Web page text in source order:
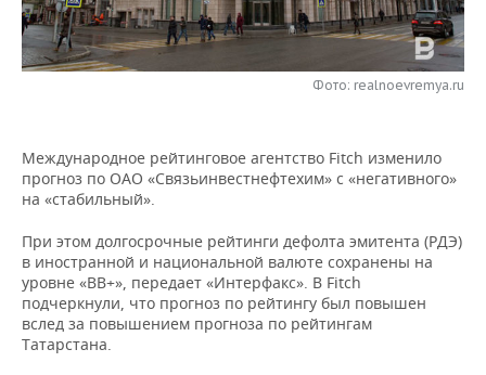
НЕФТЕХИМИЯ
НЕФТЬ
ЭНЕРГЕТИКА
РОЗНИЧНАЯ ТОРГОВЛЯ
НОВОСТИ ТЕХНОЛОГИЙ
ТЕЛЕКОММУНИКАЦИИ
МЕРОПРИЯТИЯ
БИЗНЕС-БРАНЧИ
ONLINE-КОНФЕРЕНЦИИ
ОТКРЫТАЯ ЛЕКЦИЯ
ФУТБОЛ
ХОККЕЙ
БАСКЕТБОЛ
ВОЛЕЙБОЛ
НОВОСТИ ОБЩЕСТВА
ВЛАСТЬ
ИНФРАСТРУКТУРА
ИСТОРИЯ
ФОТОГАЛЕРЕЯ
СЮЖЕТЫ
СПРАВОЧНИК
СПИСОК ПЕРСОН
ПОЛНАЯ ВЕРСИЯ
Фото: realnoevremya.ru
Международное рейтинговое агентство Fitch изменило
прогноз по ОАО «Связьинвестнефтехим» с «негативного»
на «стабильный».
При этом долгосрочные рейтинги дефолта эмитента (РДЭ)
в иностранной и национальной валюте сохранены на
уровне «ВВ+», передает «Интерфакс». В Fitch
подчеркнули, что прогноз по рейтингу был повышен
вслед за повышением прогноза по рейтингам
Татарстана.